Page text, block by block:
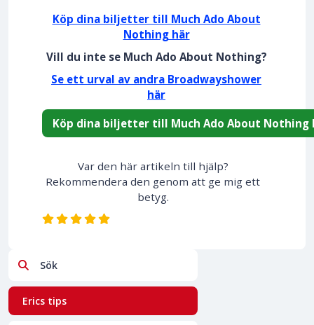
Köp dina biljetter till Much Ado About
Nothing här
Vill du inte se Much Ado About Nothing?
Se ett urval av andra Broadwayshower
här
Köp dina biljetter till Much Ado About Nothing
Var den här artikeln till hjälp?
Rekommendera den genom att ge mig ett
betyg.
Sök
Erics tips